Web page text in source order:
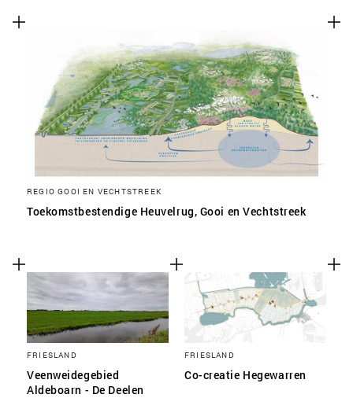
REGIO GOOI EN VECHTSTREEK
Toekomstbestendige Heuvelrug, Gooi en Vechtstreek
FRIESLAND
Veenweidegebied
Aldeboarn - De Deelen
FRIESLAND
Co-creatie Hegewarren